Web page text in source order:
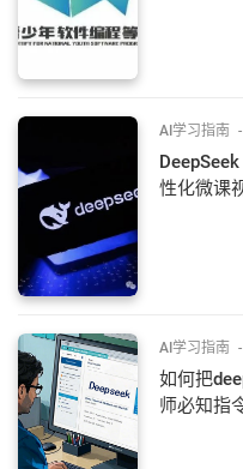
AI学习指南 -
性化微课
AI学习指南 -
如何把
师必知指